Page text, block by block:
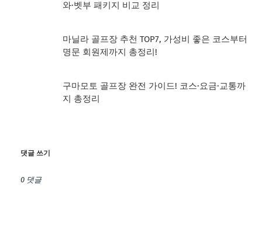
와·벳부 패키지 비교 정리
마닐라 골프장 추천 TOP7, 가성비 좋은 코스부터
명문 회원제까지 총정리!
구마모토 골프장 완전 가이드! 코스·요금·교통까
지 총정리
댓글 쓰기
0 댓글